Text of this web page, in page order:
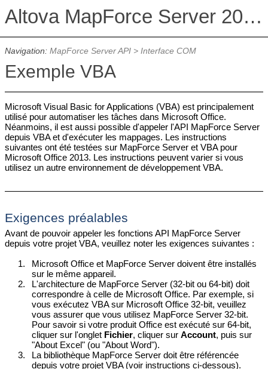
Altova MapForce Server 2026 Advanced Edition
Navigation: MapForce Server API> Interface COM
Exemple VBA
Microsoft Visual Basic for Applications (VBA) est principalement
utilisé pour automatiser les tâches dans Microsoft Office.
Néanmoins, il est aussi possible d'appeler l'API MapForce Server
depuis VBA et d'exécuter les mappages. Les instructions
suivantes ont été testées sur MapForce Server et VBA pour
Microsoft Office 2013. Les instructions peuvent varier si vous
utilisez un autre environnement de développement VBA.
Exigences préalables
Avant de pouvoir appeler les fonctions API MapForce Server
depuis votre projet VBA, veuillez noter les exigences suivantes :
1.
Microsoft Office et MapForce Server doivent être installés
sur le même appareil.
2.
L'architecture de MapForce Server (32-bit ou 64-bit) doit
correspondre à celle de Microsoft Office. Par exemple, si
vous exécutez VBA sur Microsoft Office 32-bit, veuillez
vous assurer que vous utilisez MapForce Server 32-bit.
Pour savoir si votre produit Office est exécuté sur 64-bit,
cliquer sur l'onglet Fichier, cliquer surAccount, puis sur
"About Excel" (ou "About Word").
3.
La bibliothèque MapForce Server doit être référencée
depuis votre projet VBA (voir instructions ci-dessous).